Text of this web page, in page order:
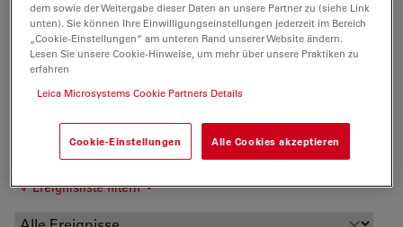
Ereignisliste filtern
dem sowie der Weitergabe dieser Daten an unsere Partner zu (siehe Link
unten). Sie können Ihre Einwilligungseinstellungen jederzeit im Bereich
„Cookie-Einstellungen“ am unteren Rand unserer Website ändern.
Lesen Sie unsere Cookie-Hinweise, um mehr über unsere Praktiken zu
erfahren
Leica Microsystems Cookie Partners Details
Cookie-Einstellungen Alle Cookies akzeptieren